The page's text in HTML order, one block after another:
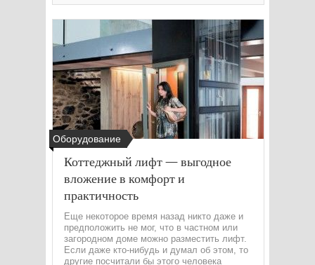
Оборудование
Коттеджный лифт — выгодное
вложение в комфорт и
практичность
Еще некоторое время назад никто даже и
предположить не мог, что в частном или
загородном доме можно разместить лифт.
Если даже кто-нибудь и думал об этом, то
другие посчитали бы этого человека